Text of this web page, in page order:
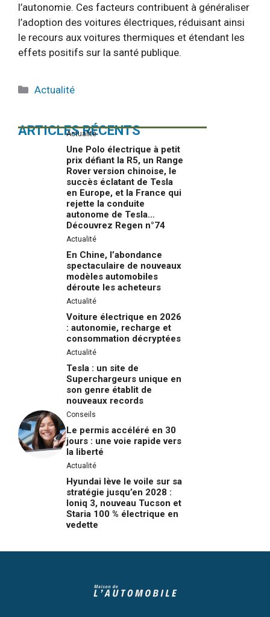
l’autonomie. Ces facteurs contribuent à généraliser
l’adoption des voitures électriques, réduisant ainsi
le recours aux voitures thermiques et étendant les
effets positifs sur la santé publique.
Catégories
Actualité
ARTICLES RÉCENTS
Actualité
Une Polo électrique à petit
prix défiant la R5, un Range
Rover version chinoise, le
succès éclatant de Tesla
en Europe, et la France qui
rejette la conduite
autonome de Tesla…
Découvrez Regen n°74
Actualité
En Chine, l’abondance
spectaculaire de nouveaux
modèles automobiles
déroute les acheteurs
Actualité
Voiture électrique en 2026
: autonomie, recharge et
consommation décryptées
Actualité
Tesla : un site de
Superchargeurs unique en
son genre établit de
nouveaux records
Conseils
Le permis accéléré en 30
jours : une voie rapide vers
la liberté
Actualité
Hyundai lève le voile sur sa
stratégie jusqu’en 2028 :
Ioniq 3, nouveau Tucson et
Staria 100 % électrique en
vedette